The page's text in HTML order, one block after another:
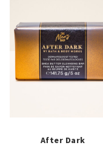
After Dark